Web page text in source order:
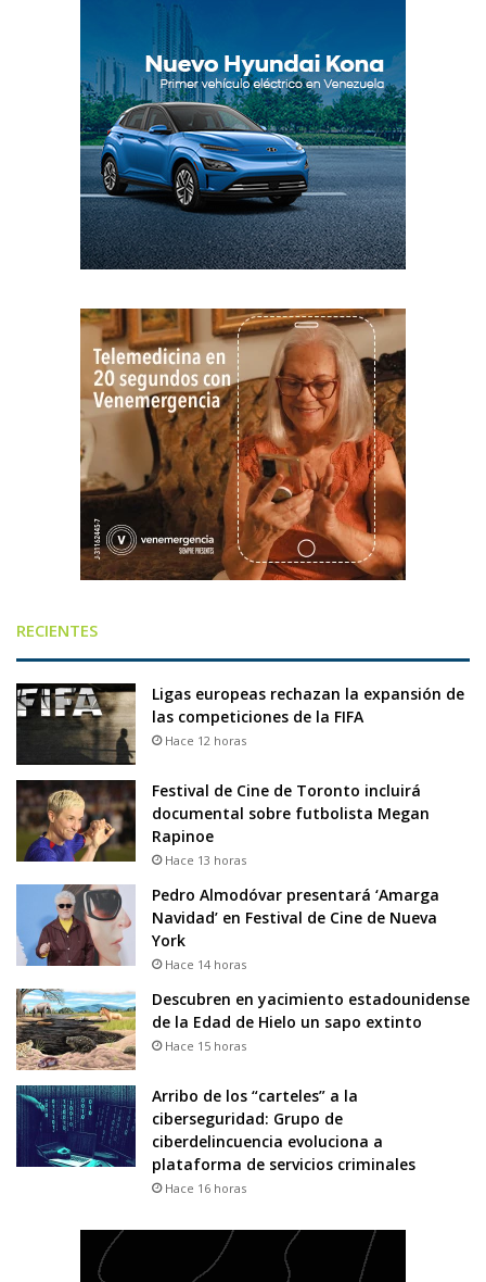
RECIENTES
Ligas europeas rechazan la expansión de
las competiciones de la FIFA
Hace 12 horas
Festival de Cine de Toronto incluirá
documental sobre futbolista Megan
Rapinoe
Hace 13 horas
Pedro Almodóvar presentará ‘Amarga
Navidad’ en Festival de Cine de Nueva
York
Hace 14 horas
Descubren en yacimiento estadounidense
de la Edad de Hielo un sapo extinto
Hace 15 horas
Arribo de los “carteles” a la
ciberseguridad: Grupo de
ciberdelincuencia evoluciona a
plataforma de servicios criminales
Hace 16 horas